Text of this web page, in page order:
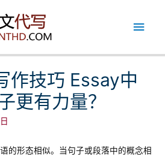
主
菜
单
作技巧 Essay中
更有力量？
的形态相似。当句子或段落中的概念相